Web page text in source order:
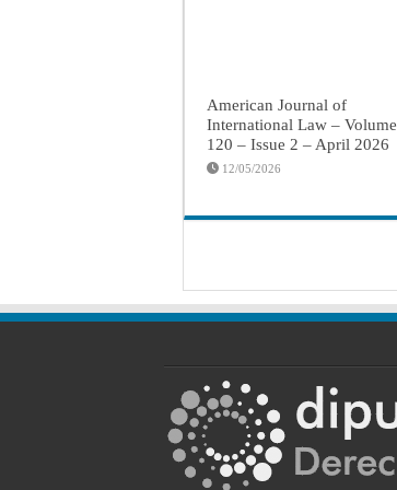
American Journal of
International Law – Volume
120 – Issue 2 – April 2026
12/05/2026